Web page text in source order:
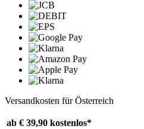
Versandkosten für Österreich
ab € 39,90 kostenlos*